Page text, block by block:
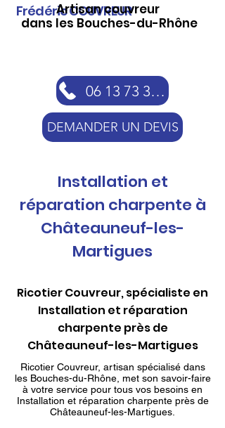
Frédéric COUVREUR
Artisan couvreur
dans les Bouches-du-Rhône
06 13 73 30 46
DEMANDER UN DEVIS
Installation et
réparation charpente à
Châteauneuf-les-
Martigues
Ricotier Couvreur, spécialiste en
Installation et réparation
charpente près de
Châteauneuf-les-Martigues
Ricotier Couvreur, artisan spécialisé dans
les Bouches-du-Rhône, met son savoir-faire
à votre service pour tous vos besoins en
Installation et réparation charpente près de
Châteauneuf-les-Martigues.